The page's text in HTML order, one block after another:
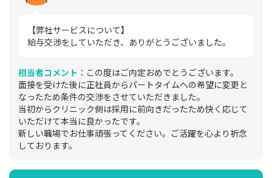
【弊社サービスについて】
給与交渉をしていただき、ありがとうございました。
担当者コメント ：この度はご内定おめでとうございます。
面接を受けた後に正社員からパートタイムへの希望に変更と
なったため条件の交渉をさせていただきました。
当初からクリニック側は採用に前向きだったため快く応じて
いただけて本当に良かったです。
新しい職場でお仕事頑張ってください。ご活躍を心より祈念
しております。